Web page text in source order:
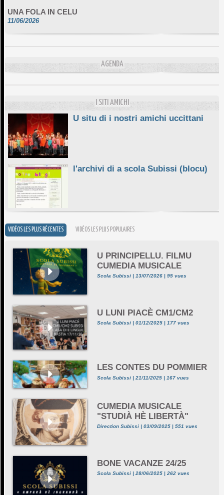
11/06/2026
DA SCIMULÌ
10/06/2026
AGENDA
I SITI AMICHI
U situ di i nostri amichi uccittani
l'archivi di a scola Subissi (blocu)
VIDÉOS LES PLUS RÉCENTES VIDÉOS LES PLUS POPULAIRES
U PRINCIPELLU. FILMU
CUMEDIA MUSICALE
Scola Subissi | 13/07/2026 | 95 vues
U LUNI PIACÈ CM1/CM2
Scola Subissi | 01/12/2025 | 177 vues
LES CONTES DU POMMIER
Scola Subissi | 21/11/2025 | 167 vues
CUMEDIA MUSICALE
"STUDIÀ HÈ LIBERTÀ"
Direction Subissi | 03/09/2025 | 551 vues
BONE VACANZE 24/25
Scola Subissi | 28/06/2025 | 262 vues